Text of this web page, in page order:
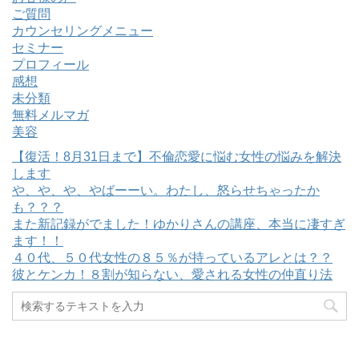
ご質問
カウンセリングメニュー
セミナー
プロフィール
感想
未分類
無料メルマガ
美容
【復活！8月31日まで】不倫恋愛に悩む女性の悩みを解決
します
や、や、や、やばーーい。わたし、怒らせちゃったか
も？？？
また新記録がでました！ゆかりさんの講座、本当に凄すぎ
ます！！
４０代、５０代女性の８５％が持っているアレとは？？
彼とケンカ！８割が知らない、愛される女性の仲直り法